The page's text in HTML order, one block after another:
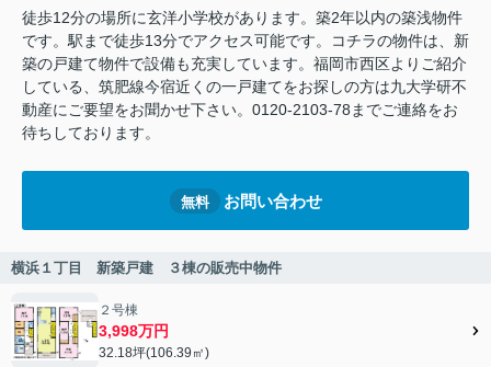
徒歩12分の場所に玄洋小学校があります。築2年以内の築浅物件
です。駅まで徒歩13分でアクセス可能です。コチラの物件は、新
築の戸建て物件で設備も充実しています。福岡市西区よりご紹介
している、筑肥線今宿近くの一戸建てをお探しの方は九大学研不
動産にご要望をお聞かせ下さい。0120-2103-78までご連絡をお
待ちしております。
無料 お問い合わせ
横浜１丁目 新築戸建 ３棟の販売中物件
２号棟
3,998万円
32.18坪(106.39㎡)